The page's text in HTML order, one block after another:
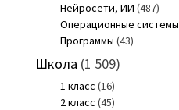
Нейросети, ИИ (487)
Операционные системы
Программы (43)
Школа (1 509)
1 класс (16)
2 класс (45)